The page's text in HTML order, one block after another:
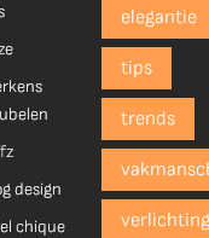
design
chique
elegantie
tips
trends